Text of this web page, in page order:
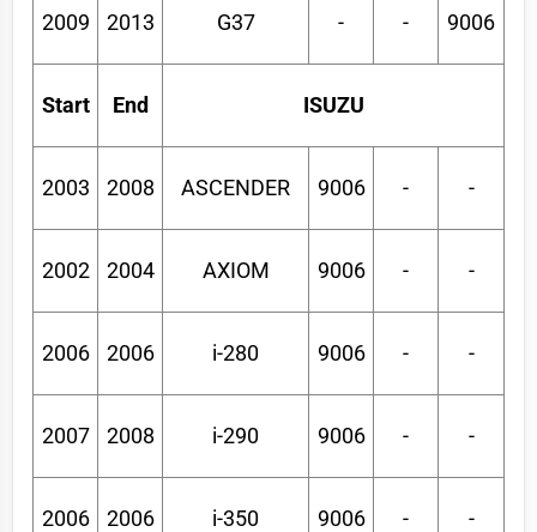
2009 2013 G37 - - 9006
Start End ISUZU
2003 2008 ASCENDER 9006 - -
2002 2004 AXIOM 9006 - -
2006 2006 i-280 9006 - -
2007 2008 i-290 9006 - -
2006 2006 i-350 9006 - -